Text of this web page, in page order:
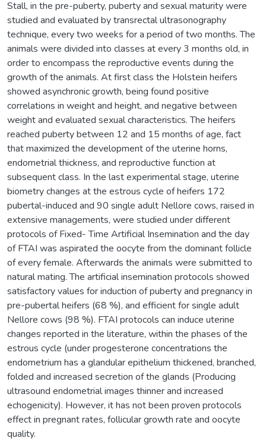
Stall, in the pre-puberty, puberty and sexual maturity were
studied and evaluated by transrectal ultrasonography
technique, every two weeks for a period of two months. The
animals were divided into classes at every 3 months old, in
order to encompass the reproductive events during the
growth of the animals. At first class the Holstein heifers
showed asynchronic growth, being found positive
correlations in weight and height, and negative between
weight and evaluated sexual characteristics. The heifers
reached puberty between 12 and 15 months of age, fact
that maximized the development of the uterine horns,
endometrial thickness, and reproductive function at
subsequent class. In the last experimental stage, uterine
biometry changes at the estrous cycle of heifers 172
pubertal-induced and 90 single adult Nellore cows, raised in
extensive managements, were studied under different
protocols of Fixed- Time Artificial Insemination and the day
of FTAI was aspirated the oocyte from the dominant follicle
of every female. Afterwards the animals were submitted to
natural mating. The artificial insemination protocols showed
satisfactory values for induction of puberty and pregnancy in
pre-pubertal heifers (68 %), and efficient for single adult
Nellore cows (98 %). FTAI protocols can induce uterine
changes reported in the literature, within the phases of the
estrous cycle (under progesterone concentrations the
endometrium has a glandular epithelium thickened, branched,
folded and increased secretion of the glands (Producing
ultrasound endometrial images thinner and increased
echogenicity). However, it has not been proven protocols
effect in pregnant rates, follicular growth rate and oocyte
quality.